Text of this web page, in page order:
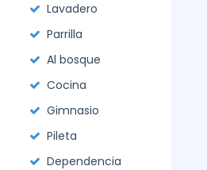
Lavadero
Parrilla
Al bosque
Cocina
Gimnasio
Pileta
Dependencia